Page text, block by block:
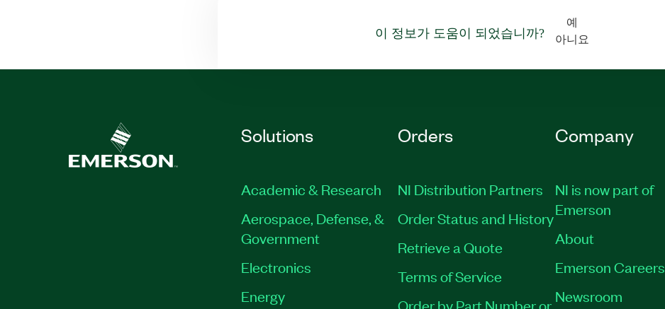
이 정보가 도움이 되었습니까?
예
아니요
Solutions
Academic & Research
Aerospace, Defense, &
Government
Electronics
Energy
Orders
NI Distribution Partners
Order Status and History
Retrieve a Quote
Terms of Service
Order by Part Number or
Company
NI is now part of
Emerson
About
Emerson Careers
Newsroom